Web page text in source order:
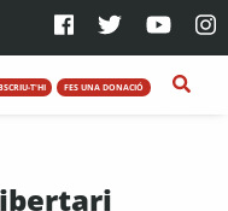
T'HI FES UNA DONACIÓ